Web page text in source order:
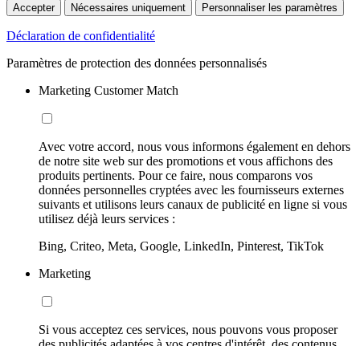
Accepter Nécessaires uniquement Personnaliser les paramètres
Déclaration de confidentialité
Paramètres de protection des données personnalisés
Marketing Customer Match
Avec votre accord, nous vous informons également en dehors
de notre site web sur des promotions et vous affichons des
produits pertinents. Pour ce faire, nous comparons vos
données personnelles cryptées avec les fournisseurs externes
suivants et utilisons leurs canaux de publicité en ligne si vous
utilisez déjà leurs services :
Bing, Criteo, Meta, Google, LinkedIn, Pinterest, TikTok
Marketing
Si vous acceptez ces services, nous pouvons vous proposer